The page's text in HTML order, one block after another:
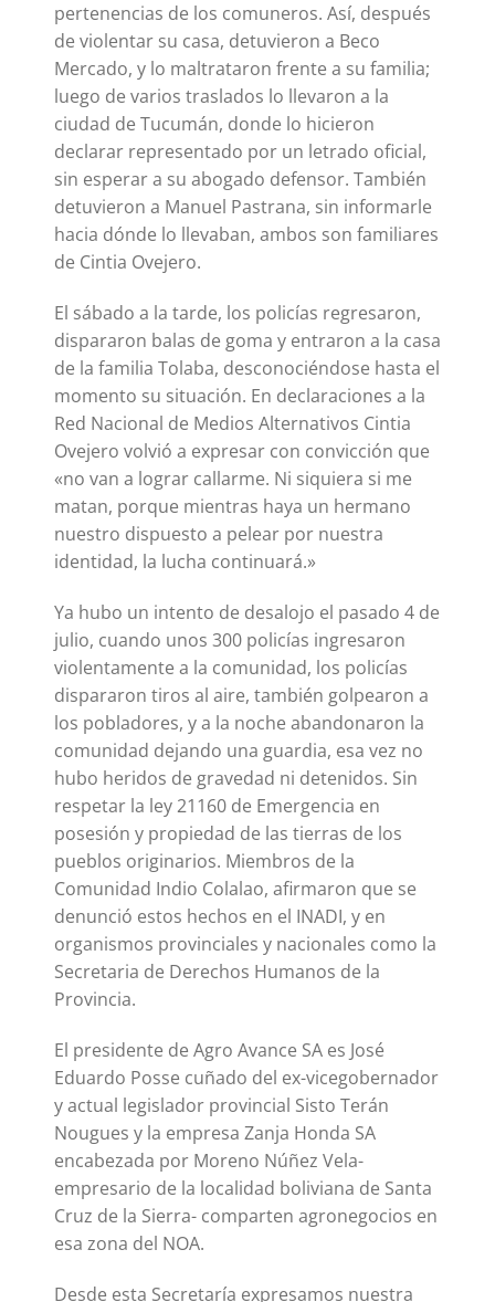
pertenencias de los comuneros. Así, después
de violentar su casa, detuvieron a Beco
Mercado, y lo maltrataron frente a su familia;
luego de varios traslados lo llevaron a la
ciudad de Tucumán, donde lo hicieron
declarar representado por un letrado oficial,
sin esperar a su abogado defensor. También
detuvieron a Manuel Pastrana, sin informarle
hacia dónde lo llevaban, ambos son familiares
de Cintia Ovejero.
El sábado a la tarde, los policías regresaron,
dispararon balas de goma y entraron a la casa
de la familia Tolaba, desconociéndose hasta el
momento su situación. En declaraciones a la
Red Nacional de Medios Alternativos Cintia
Ovejero volvió a expresar con convicción que
«no van a lograr callarme. Ni siquiera si me
matan, porque mientras haya un hermano
nuestro dispuesto a pelear por nuestra
identidad, la lucha continuará.»
Ya hubo un intento de desalojo el pasado 4 de
julio, cuando unos 300 policías ingresaron
violentamente a la comunidad, los policías
dispararon tiros al aire, también golpearon a
los pobladores, y a la noche abandonaron la
comunidad dejando una guardia, esa vez no
hubo heridos de gravedad ni detenidos. Sin
respetar la ley 21160 de Emergencia en
posesión y propiedad de las tierras de los
pueblos originarios. Miembros de la
Comunidad Indio Colalao, afirmaron que se
denunció estos hechos en el INADI, y en
organismos provinciales y nacionales como la
Secretaria de Derechos Humanos de la
Provincia.
El presidente de Agro Avance SA es José
Eduardo Posse cuñado del ex-vicegobernador
y actual legislador provincial Sisto Terán
Nougues y la empresa Zanja Honda SA
encabezada por Moreno Núñez Vela-
empresario de la localidad boliviana de Santa
Cruz de la Sierra- comparten agronegocios en
esa zona del NOA.
Desde esta Secretaría expresamos nuestra